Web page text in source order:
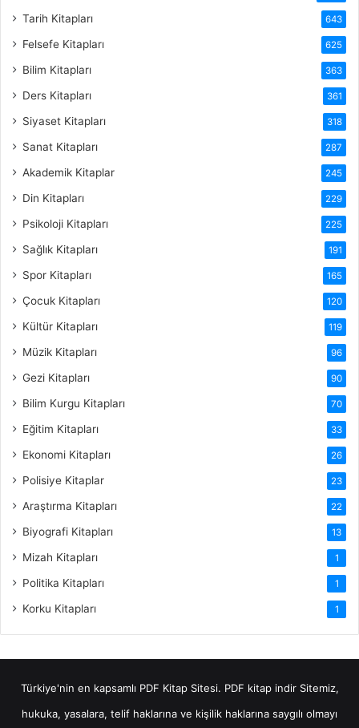
Tarih Kitapları 643
Felsefe Kitapları 625
Bilim Kitapları 363
Ders Kitapları 361
Siyaset Kitapları 318
Sanat Kitapları 287
Akademik Kitaplar 245
Din Kitapları 229
Psikoloji Kitapları 225
Sağlık Kitapları 191
Spor Kitapları 165
Çocuk Kitapları 120
Kültür Kitapları 119
Müzik Kitapları 96
Gezi Kitapları 90
Bilim Kurgu Kitapları 70
Eğitim Kitapları 33
Ekonomi Kitapları 26
Polisiye Kitaplar 23
Araştırma Kitapları 22
Biyografi Kitapları 13
Mizah Kitapları 1
Politika Kitapları 1
Korku Kitapları 1
Türkiye'nin en kapsamlı PDF Kitap Sitesi. PDF kitap indirSitemiz,
hukuka, yasalara, telif haklarına ve kişilik haklarına saygılı olmayı